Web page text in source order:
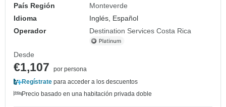
País Región
Monteverde
Idioma
Inglés, Español
Operador
Destination Services Costa Rica
Desde
€1,107
por persona
Regístrate para acceder a los descuentos
Precio basado en una habitación privada doble